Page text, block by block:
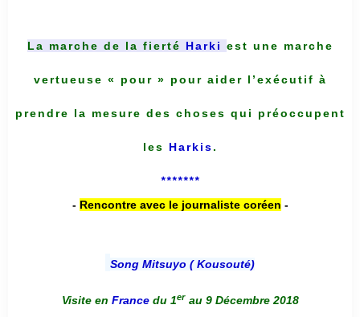
La marche de la fierté Harki est une marche
vertueuse « pour » pour aider l’exécutif à
prendre la mesure des choses qui préoccupent
les Harkis.
*******
- Rencontre avec le journaliste coréen -
Song Mitsuyo ( Kousouté)
Visite en France du 1er au 9 Décembre 2018